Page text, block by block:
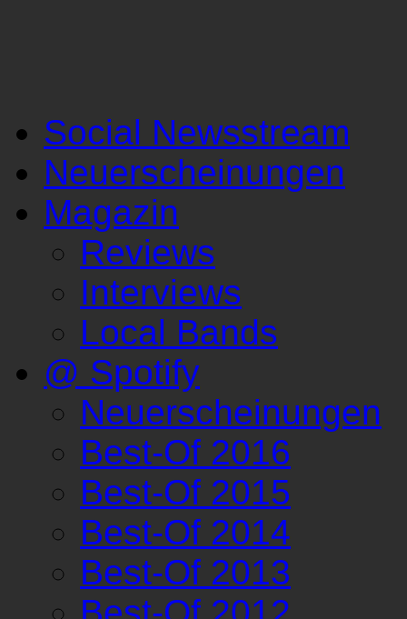
Social Newsstream
Neuerscheinungen
Magazin
Reviews
Interviews
Local Bands
@ Spotify
Neuerscheinungen
Best-Of 2016
Best-Of 2015
Best-Of 2014
Best-Of 2013